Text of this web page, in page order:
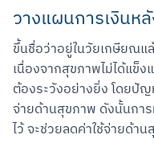
วางแผนการเงินห
ขึ้นชื่อว่าอยู่ในวัยเกษียณแ
เนื่องจากสุขภาพไม่ได้แข็ง
ต้องระวังอย่างยิ่ง โดยปั
จ่ายด้านสุขภาพ ดังนั้นกา
ไว้ จะช่วยลดค่าใช้จ่ายด้า